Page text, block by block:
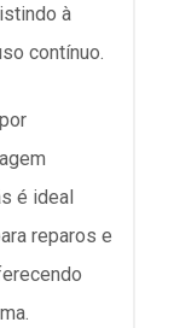
à
contínuo.
é ideal
reparos e